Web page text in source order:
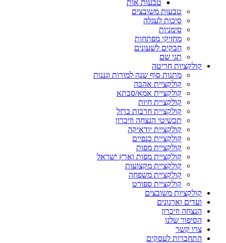
טבעות אות
טבעות משובצים
סיכות לעגלה
סימניות
מחזיקי מפתחות
חבקים לשעונים
תגי שם
קולקציות חריטה
מתנות סוף שנה למורות וגננות
קולקציית אהבה
קולקציית אמא/סבתא
קולקציית חיות
קולקציית חרבות ברזל
תכשיטי הנצחה וזיכרון
קולקציית יודאיקה
קולקציית כנפיים
קולקציית מפות
קולקציית מפות וארץ ישראל
קולקציית מקצועות
קולקציית משפחה
קולקציית ספורט
קולקציות משובצים
ועדים וארגונים
הנצחה וזיכרון
הסיפור שלנו
צרו קשר
התחברות לעסקים